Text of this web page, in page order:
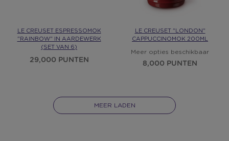
LE CREUSET ESPRESSOMOK
"RAINBOW" IN AARDEWERK
(SET VAN 6)
29,000 PUNTEN
LE CREUSET "LONDON"
CAPPUCCINOMOK 200ML
Meer opties beschikbaar
8,000 PUNTEN
MEER LADEN